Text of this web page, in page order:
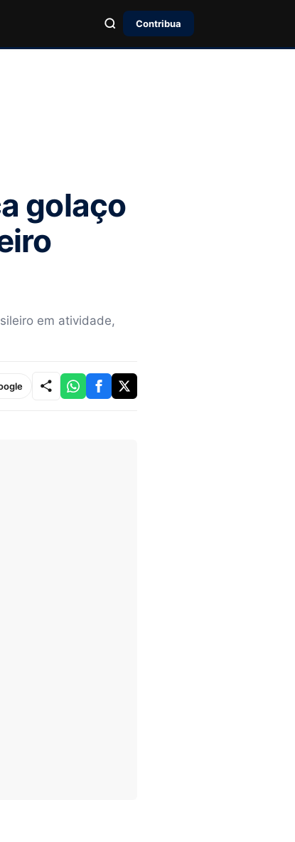
Contribua
golaço
em atividade,